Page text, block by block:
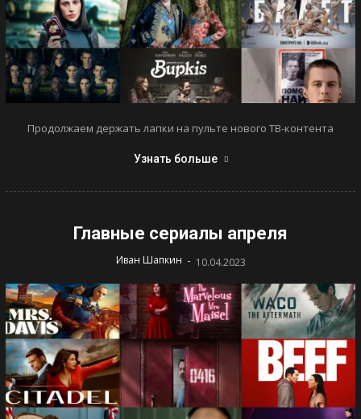
Продолжаем держать лапки на пульте нового ТВ-контента
Узнать больше
Главные сериалы апреля
Иван Шапкин - 10.04.2023